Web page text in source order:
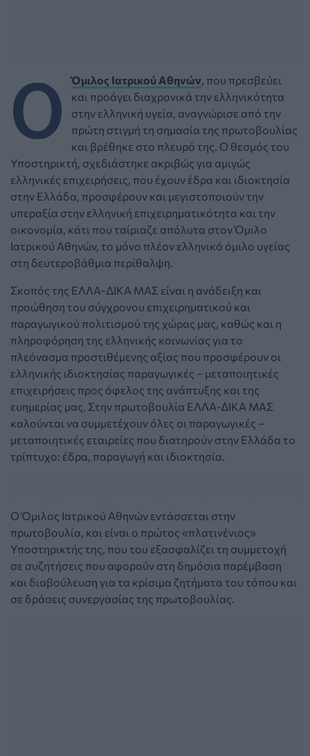
Ο Όμιλος Ιατρικού Αθηνών , που πρεσβεύει
και προάγει διαχρονικά την ελληνικότητα
στην ελληνική υγεία, αναγνώρισε από την
πρώτη στιγμή τη σημασία της πρωτοβουλίας
και βρέθηκε στο πλευρό της. Ο θεσμός του
Υποστηρικτή, σχεδιάστηκε ακριβώς για αμιγώς
ελληνικές επιχειρήσεις, που έχουν έδρα και ιδιοκτησία
στην Ελλάδα, προσφέρουν και μεγιστοποιούν την
υπεραξία στην ελληνική επιχειρηματικότητα και την
οικονομία, κάτι που ταίριαζε απόλυτα στον Όμιλο
Ιατρικού Αθηνών, το μόνο πλέον ελληνικό όμιλο υγείας
στη δευτεροβάθμια περίθαλψη.
Σκοπός της ΕΛΛΑ-ΔΙΚΑ ΜΑΣ είναι η ανάδειξη και
προώθηση του σύγχρονου επιχειρηματικού και
παραγωγικού πολιτισμού της χώρας μας, καθώς και η
πληροφόρηση της ελληνικής κοινωνίας για το
πλεόνασμα προστιθέμενης αξίας που προσφέρουν οι
ελληνικής ιδιοκτησίας παραγωγικές – μεταποιητικές
επιχειρήσεις προς όφελος της ανάπτυξης και της
ευημερίας μας. Στην πρωτοβουλία ΕΛΛΑ-∆ΙΚΑ ΜΑΣ
καλούνται να συμμετέχουν όλες οι παραγωγικές –
μεταποιητικές εταιρείες που διατηρούν στην Ελλάδα το
τρίπτυχο: έδρα, παραγωγή και ιδιοκτησία.
Ο Όμιλος Ιατρικού Αθηνών εντάσσεται στην
πρωτοβουλία, και είναι ο πρώτος «πλατινένιος»
Υποστηρικτής της, που του εξασφαλίζει τη συμμετοχή
σε συζητήσεις που αφορούν στη δημόσια παρέμβαση
και διαβούλευση για τα κρίσιμα ζητήματα του τόπου και
σε δράσεις συνεργασίας της πρωτοβουλίας.